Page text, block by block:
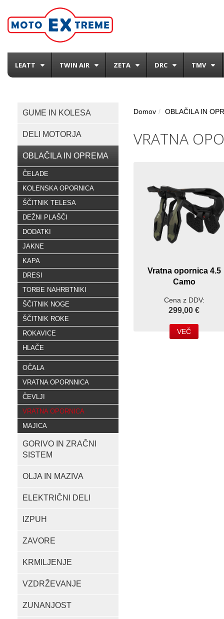
LEATT TWIN AIR ZETA DRC TMV
GUME IN KOLESA
DELI MOTORJA
OBLAČILA IN OPREMA
ČELADE
KOLENSKA OPORNICA
ŠČITNIK TELESA
DEŽNI PLAŠČI
DODATKI
JAKNE
KAPA
DRESI
TORBE NAHRBTNIKI
ŠČITNIK NOGE
ŠČITNIK ROKE
ROKAVICE
HLAČE
OČALA
VRATNA OPORNNICA
ČEVLJI
VRATNA OPORNICA
MAJICA
GORIVO IN ZRAČNI
SISTEM
OLJA IN MAZIVA
ELEKTRIČNI DELI
IZPUH
ZAVORE
KRMILJENJE
VZDRŽEVANJE
ZUNANJOST
Domov OBLAČILA IN
VRATNA
Vratna opornica 4.5
Camo
Cena z DDV:
299,00 €
VEČ